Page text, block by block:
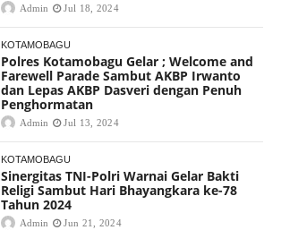
Admin Jul 18, 2024
KOTAMOBAGU
Polres Kotamobagu Gelar ; Welcome and
Farewell Parade Sambut AKBP Irwanto
dan Lepas AKBP Dasveri dengan Penuh
Penghormatan
Admin Jul 13, 2024
KOTAMOBAGU
Sinergitas TNI-Polri Warnai Gelar Bakti
Religi Sambut Hari Bhayangkara ke-78
Tahun 2024
Admin Jun 21, 2024